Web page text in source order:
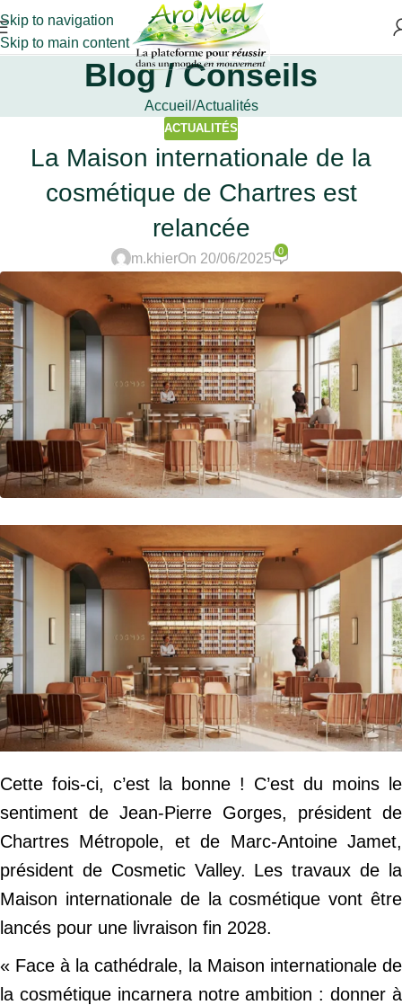
Skip to navigation
Skip to main content
Blog / Conseils
Accueil Actualités
ACTUALITÉS
La Maison internationale de la
cosmétique de Chartres est
relancée
m.khierOn 20/06/2025
0
Cette fois-ci, c’est la bonne ! C’est du moins le
sentiment de Jean-Pierre Gorges, président de
Chartres Métropole, et de Marc-Antoine Jamet,
président de Cosmetic Valley. Les travaux de la
Maison internationale de la cosmétique vont être
lancés pour une livraison fin 2028.
« Face à la cathédrale, la Maison internationale de
la cosmétique incarnera notre ambition : donner à